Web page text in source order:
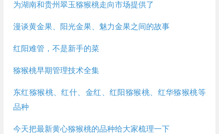
为湖南和贵州翠玉猕猴桃走向市场提供了
漫谈黄金果、阳光金果、魅力金果之间的故事
红阳难管，不是新手的菜
猕猴桃早期管理技术全集
东红猕猴桃、红什、金红、红阳猕猴桃、红华猕猴桃等
品种
今天把最新黄心猕猴桃的品种给大家梳理一下